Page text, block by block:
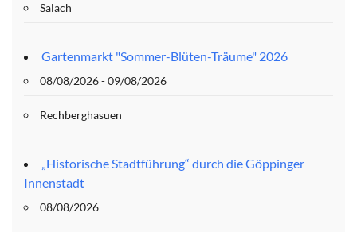
Salach
Gartenmarkt "Sommer-Blüten-Träume" 2026
08/08/2026 - 09/08/2026
Rechberghasuen
„Historische Stadtführung“ durch die Göppinger
Innenstadt
08/08/2026